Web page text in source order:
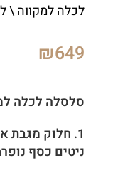
לכלה למקווה \
₪649
סלסלה לכלה
ניטים כסף